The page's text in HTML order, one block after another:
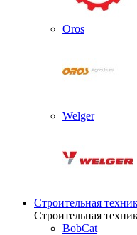
Oros
Welger
Строительная
Строительная
BobCat